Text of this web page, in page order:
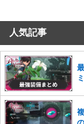
コメントの削除を
せていただきま
※一度削除したコ
さい。
また、過度な利用規
った場合は、法的措
かじめご理解くださ
人気記事